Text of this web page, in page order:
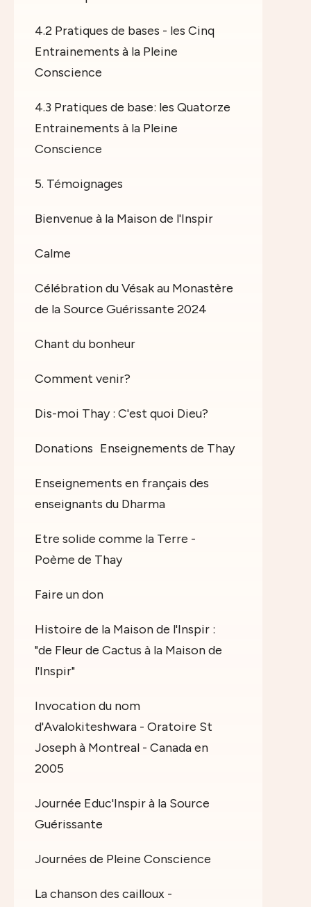
4.2 Pratiques de bases - les Cinq
Entrainements à la Pleine
Conscience
4.3 Pratiques de base: les Quatorze
Entrainements à la Pleine
Conscience
5. Témoignages
Bienvenue à la Maison de l'Inspir
Calme
Célébration du Vésak au Monastère
de la Source Guérissante 2024
Chant du bonheur
Comment venir?
Dis-moi Thay : C'est quoi Dieu?
Donations Enseignements de Thay
Enseignements en français des
enseignants du Dharma
Etre solide comme la Terre -
Poème de Thay
Faire un don
Histoire de la Maison de l'Inspir :
"de Fleur de Cactus à la Maison de
l'Inspir"
Invocation du nom
d'Avalokiteshwara - Oratoire St
Joseph à Montreal - Canada en
2005
Journée Educ'Inspir à la Source
Guérissante
Journées de Pleine Conscience
La chanson des cailloux -